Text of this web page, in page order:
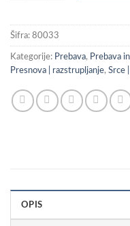
Šifra: 80033
Kategorije: Prebava, Prebava
Presnova | razstrupljanje, Srce
OPIS